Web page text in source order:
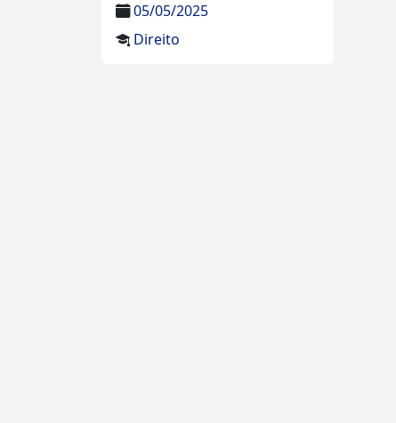
05/05/2025
Direito